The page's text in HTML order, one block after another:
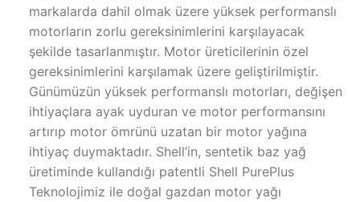
markalarda dahil olmak üzere yüksek performanslı
motorların zorlu gereksinimlerini karşılayacak
şekilde tasarlanmıştır. Motor üreticilerinin özel
gereksinimlerini karşılamak üzere geliştirilmiştir.
Günümüzün yüksek performanslı motorları, değişen
ihtiyaçlara ayak uyduran ve motor performansını
artırıp motor ömrünü uzatan bir motor yağına
ihtiyaç duymaktadır. Shell’in, sentetik baz yağ
üretiminde kullandığı patentli Shell PurePlus
Teknolojimiz ile doğal gazdan motor yağı